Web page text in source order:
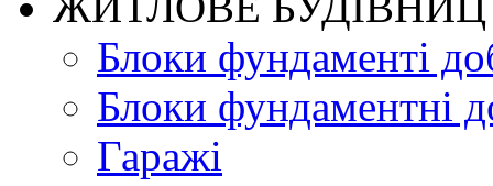
Блоки фундаменті
Блоки фундаментні
Гаражі